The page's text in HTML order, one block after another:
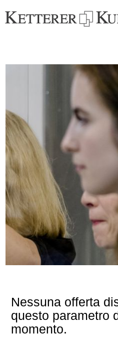
Nessuna offerta
questo parametro
momento.